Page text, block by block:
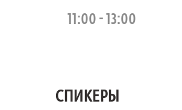
11:00 - 13:00
СПИКЕРЫ